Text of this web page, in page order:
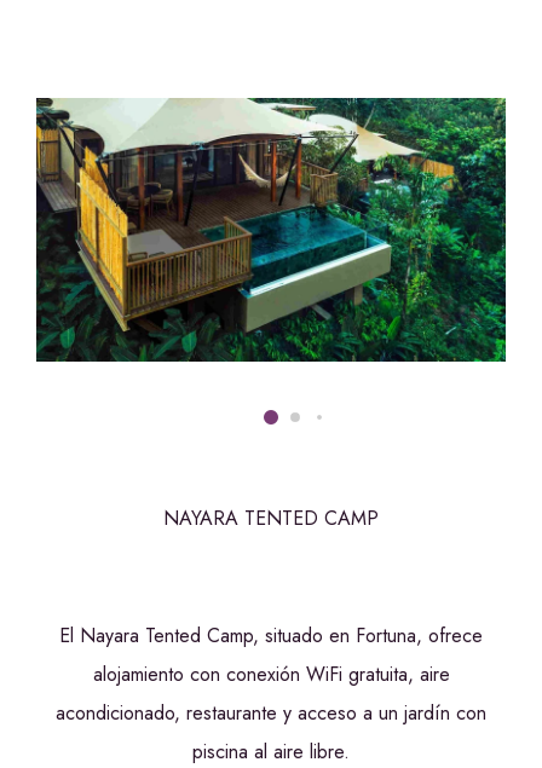
NAYARA TENTED CAMP
El Nayara Tented Camp, situado en Fortuna, ofrece
alojamiento con conexión WiFi gratuita, aire
acondicionado, restaurante y acceso a un jardín con
piscina al aire libre.